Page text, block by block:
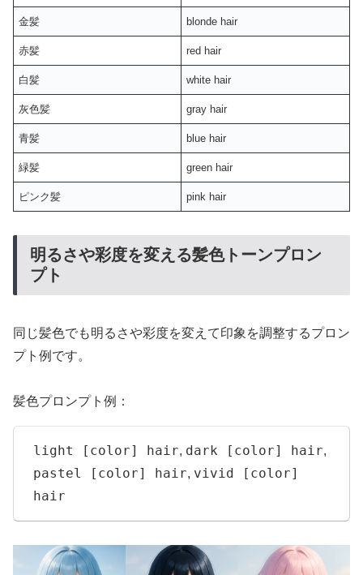
金髪 blonde hair
赤髪 red hair
白髪 white hair
灰色髪 gray hair
青髪 blue hair
緑髪 green hair
ピンク髪 pink hair
明るさや彩度を変える髪色トーンプロン
プト
同じ髪色でも明るさや彩度を変えて印象を調整するプロン
プト例です。
髪色プロンプト例：
light [color] hair, dark [color] hair,
pastel [color] hair, vivid [color]
hair